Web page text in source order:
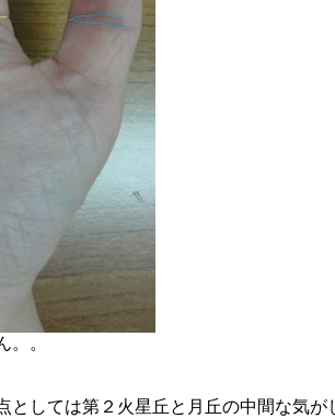
。。
しては第２火星丘と月丘の中間な気が